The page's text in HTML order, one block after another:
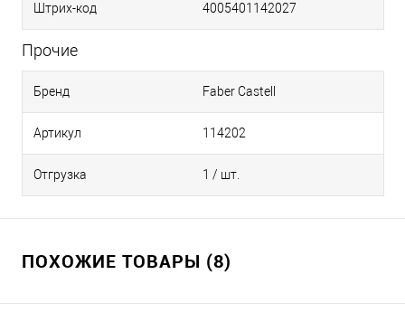
251 - серебряный
152 - синий
151 - лазурно-фталоцианиновый
Штрих-код 4005401142027
Прочие
Бренд Faber Castell
Артикул 114202
Отгрузка 1 / шт.
ПОХОЖИЕ ТОВАРЫ (8)